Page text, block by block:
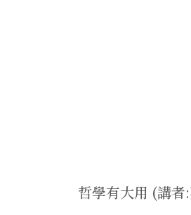
哲學有大用 (講者